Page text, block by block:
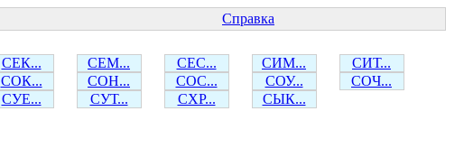
Справка
СЕК... СЕМ... СЕС... СИМ...
СИТ...
СОК... СОН... СОС... СОУ...
СОЧ...
СУЕ... СУТ... СХР... СЫК...